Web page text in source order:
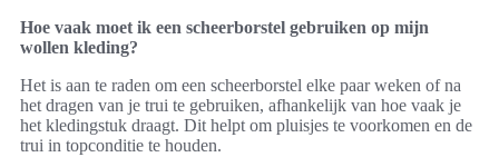
Hoe vaak moet ik een scheerborstel gebruiken op mijn
wollen kleding?
Het is aan te raden om een scheerborstel elke paar weken of na
het dragen van je trui te gebruiken, afhankelijk van hoe vaak je
het kledingstuk draagt. Dit helpt om pluisjes te voorkomen en de
trui in topconditie te houden.